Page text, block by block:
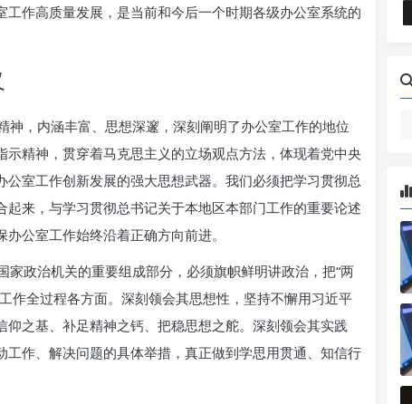
作高质量发展，是当前和今后一个时期各级办公室系统的
神，内涵丰富、思想深邃，深刻阐明了办公室工作的地位
精神，贯穿着马克思主义的立场观点方法，体现着党中央
室工作创新发展的强大思想武器。我们必须把学习贯彻总
来，与学习贯彻总书记关于本地区本部门工作的重要论述
公室工作始终沿着正确方向前进。
政治机关的重要组成部分，必须旗帜鲜明讲政治，把“两
作全过程各方面。深刻领会其思想性，坚持不懈用习近平
之基、补足精神之钙、把稳思想之舵。深刻领会其实践
作、解决问题的具体举措，真正做到学思用贯通、知信行